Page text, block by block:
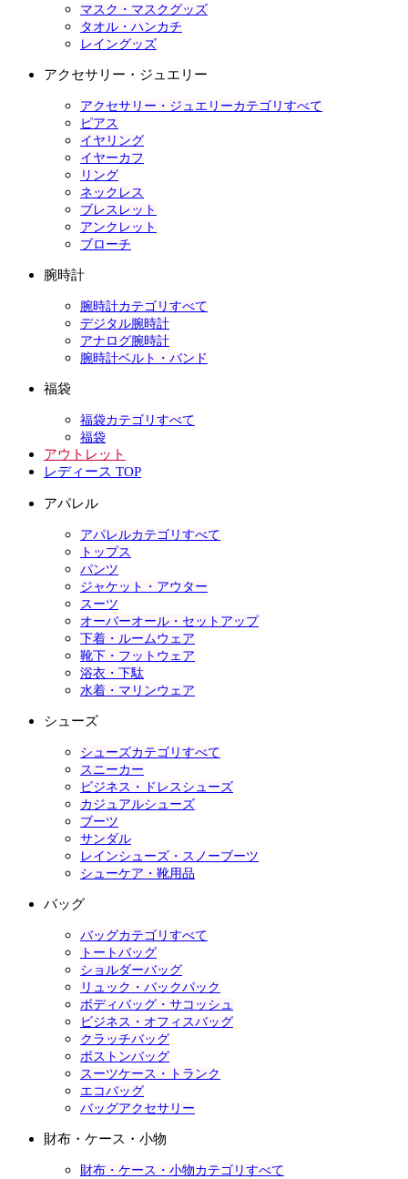
マスク・マスクグッズ
タオル・ハンカチ
レイングッズ
アクセサリー・ジュエリー
アクセサリー・ジュエリーカテゴリすべて
ピアス
イヤリング
イヤーカフ
リング
ネックレス
ブレスレット
アンクレット
ブローチ
腕時計
腕時計カテゴリすべて
デジタル腕時計
アナログ腕時計
腕時計ベルト・バンド
福袋
福袋カテゴリすべて
福袋
アウトレット
レディース TOP
アパレル
アパレルカテゴリすべて
トップス
パンツ
ジャケット・アウター
スーツ
オーバーオール・セットアップ
下着・ルームウェア
靴下・フットウェア
浴衣・下駄
水着・マリンウェア
シューズ
シューズカテゴリすべて
スニーカー
ビジネス・ドレスシューズ
カジュアルシューズ
ブーツ
サンダル
レインシューズ・スノーブーツ
シューケア・靴用品
バッグ
バッグカテゴリすべて
トートバッグ
ショルダーバッグ
リュック・バックパック
ボディバッグ・サコッシュ
ビジネス・オフィスバッグ
クラッチバッグ
ボストンバッグ
スーツケース・トランク
エコバッグ
バッグアクセサリー
財布・ケース・小物
財布・ケース・小物カテゴリすべて